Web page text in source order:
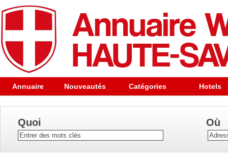
Annuaire Nouveautés Catégories Hotels
Quoi Où